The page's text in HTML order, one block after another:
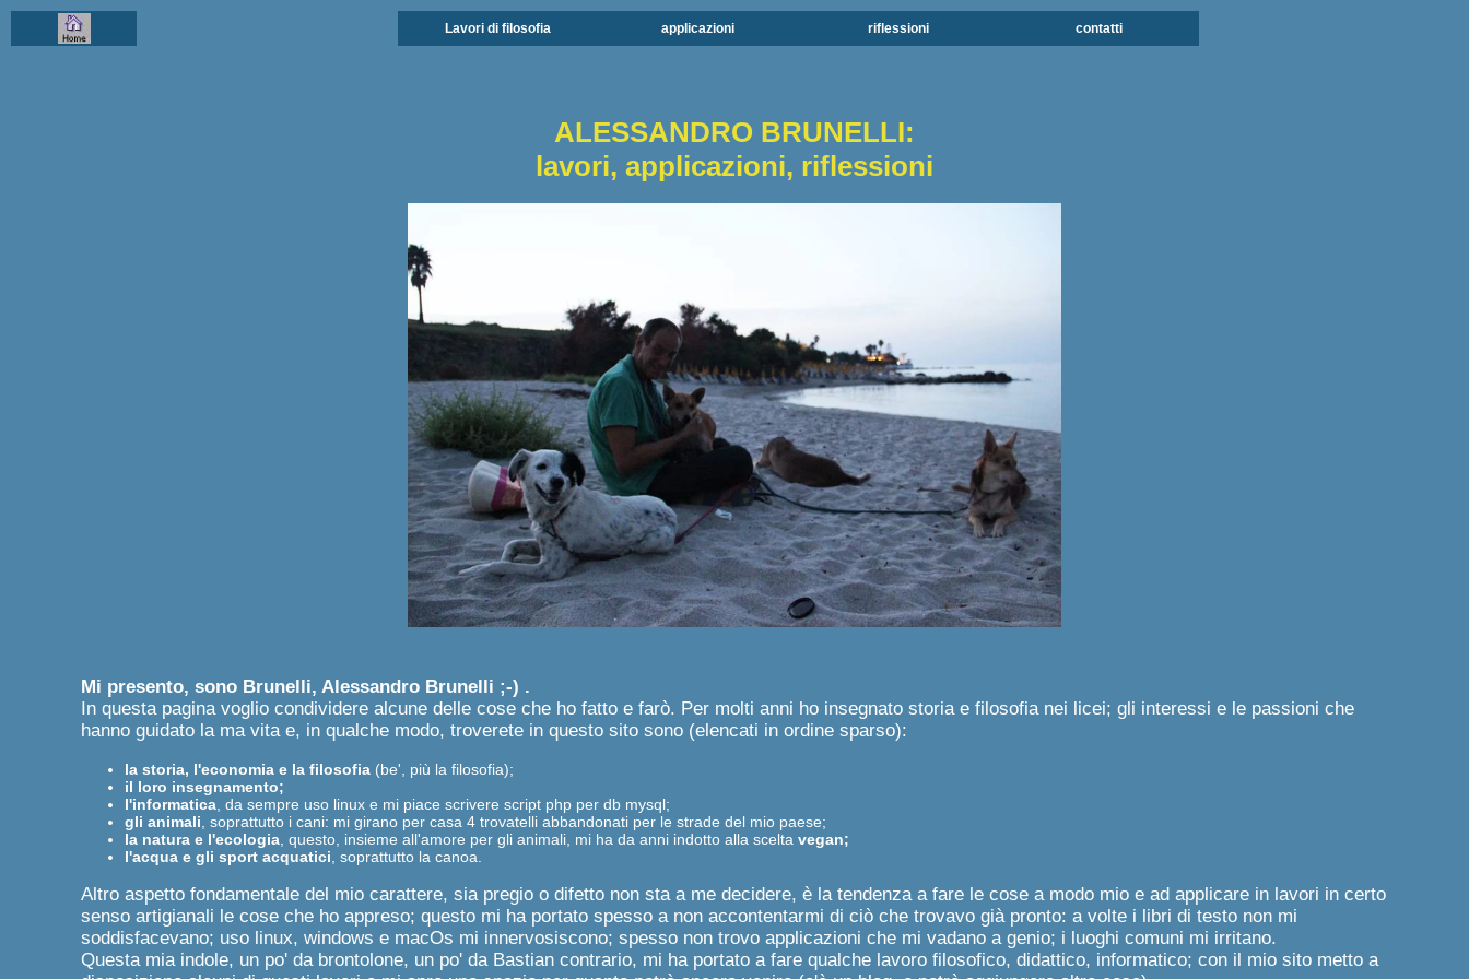
Lavori di filosofia applicazioni riflessioni contatti
ALESSANDRO BRUNELLI:
lavori, applicazioni, riflessioni
Mi presento, sono Brunelli, Alessandro Brunelli ;-) .
In questa pagina voglio condividere alcune delle cose che ho fatto e farò. Per molti anni ho insegnato storia e filosofia nei licei; gli interessi e le passioni che
hanno guidato la ma vita e, in qualche modo, troverete in questo sito sono (elencati in ordine sparso):
la storia, l'economia e la filosofia (be', più la filosofia);
il loro insegnamento;
l'informatica , da sempre uso linux e mi piace scrivere script php per db mysql;
gli animali , soprattutto i cani: mi girano per casa 4 trovatelli abbandonati per le strade del mio paese;
la natura e l'ecologia , questo, insieme all'amore per gli animali, mi ha da anni indotto alla sceltavegan;
l'acqua e gli sport acquatici , soprattutto la canoa.
Altro aspetto fondamentale del mio carattere, sia pregio o difetto non sta a me decidere, è la tendenza a fare le cose a modo mio e ad applicare in lavori in certo
senso artigianali le cose che ho appreso; questo mi ha portato spesso a non accontentarmi di ciò che trovavo già pronto: a volte i libri di testo non mi
soddisfacevano; uso linux, windows e macOs mi innervosiscono; spesso non trovo applicazioni che mi vadano a genio; i luoghi comuni mi irritano.
Questa mia indole, un po' da brontolone, un po' da Bastian contrario, mi ha portato a fare qualche lavoro filosofico, didattico, informatico; con il mio sito metto a